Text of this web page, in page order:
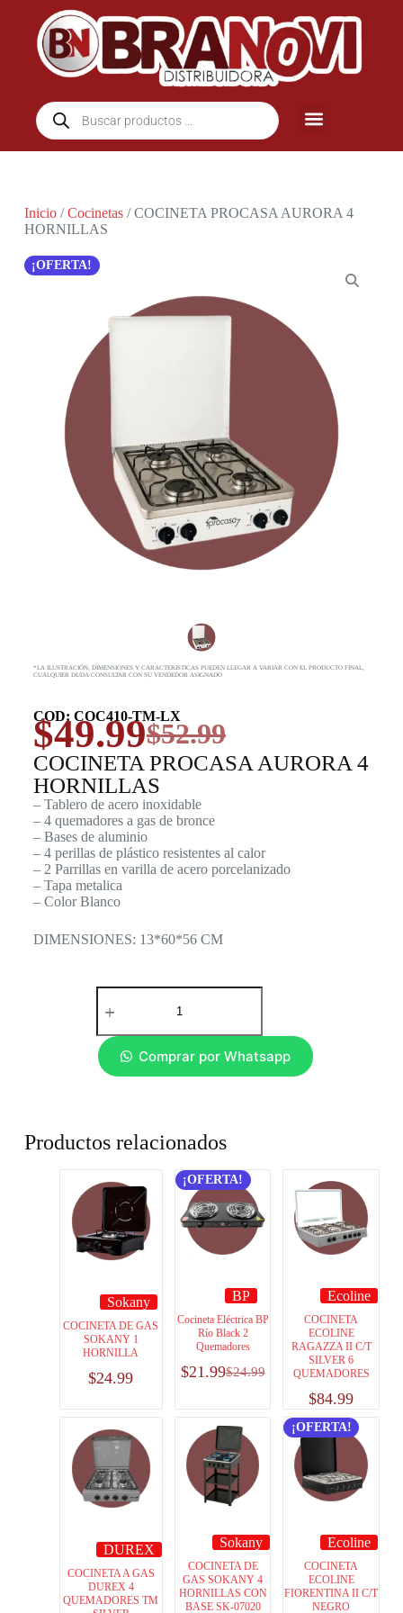
Inicio/Cocinetas/ COCINETA PROCASA AURORA 4
HORNILLAS
¡OFERTA!
*LA ILUSTRACIÓN, DIMENSIONES Y CARACTERISTICAS PUEDEN LLEGAR A VARIAR CON EL PRODUCTO FINAL,
CUALQUIER DUDA CONSULTAR CON SU VENDEDOR ASIGNADO
COD: COC410-TM-LX
$52.99
$49.99
COCINETA PROCASA AURORA 4
HORNILLAS
– Tablero de acero inoxidable
– 4 quemadores a gas de bronce
– Bases de aluminio
– 4 perillas de plástico resistentes al calor
– 2 Parrillas en varilla de acero porcelanizado
– Tapa metalica
– Color Blanco
DIMENSIONES: 13*60*56 CM
Comprar por Whatsapp
Productos relacionados
Sokany
COCINETA DE GAS
SOKANY 1
HORNILLA
$24.99
¡OFERTA!
BP
Cocineta Eléctrica BP
Río Black 2
Quemadores
$24.99
$21.99
Ecoline
COCINETA
ECOLINE
RAGAZZA II C/T
SILVER 6
QUEMADORES
$84.99
DUREX
COCINETA A GAS
DUREX 4
QUEMADORES TM
Sokany
COCINETA DE
GAS SOKANY 4
HORNILLAS CON
BASE SK-07020
¡OFERTA!
Ecoline
COCINETA
ECOLINE
FIORENTINA II C/T
NEGRO